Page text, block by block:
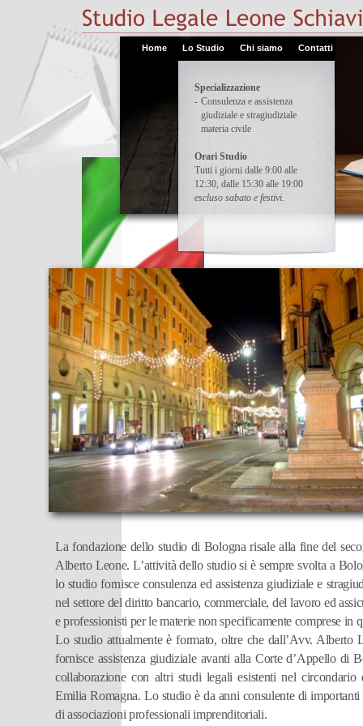
Home Lo Studio Chi siamo Contatti
La fondazione dello studio di Bologna risale alla fine del
Alberto Leone. L’attività dello studio si è sempre svolta a
lo studio fornisce consulenza ed assistenza giudiziale e
nel settore del diritto bancario, commerciale, del lavoro ed
e professionisti per le materie non specificamente comprese in
Lo studio attualmente è formato, oltre che dall’Avv.
fornisce assistenza giudiziale avanti alla Corte d’Appello di
collaborazione con altri studi legali esistenti nel circondario
Emilia Romagna. Lo studio è da anni consulente di
di associazioni professionali imprenditoriali.
Specializzazione
- Consulenza e assistenza
giudiziale e stragiudiziale
materia civile
Orari Studio
Tutti i giorni dalle 9:00 alle
12:30, dalle 15:30 alle 19:00
escluso sabato e festivi.